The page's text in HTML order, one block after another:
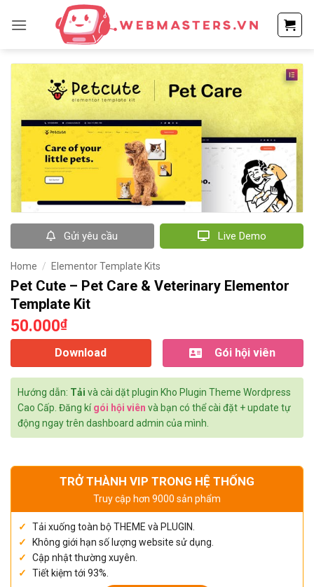
qua
dung
Gửi yêu cầu Live Demo
Home / Elementor Template Kits
Pet Cute – Pet Care & Veterinary Elementor
Template Kit
50.000₫
Download Gói hội viên
Hướng dẫn: Tải và cài dặt plugin Kho Plugin Theme Wordpress
Cao Cấp. Đăng kígói hội viên và bạn có thể cài đặt + update tự
động ngay trên dashboard admin của mình.
TRỞ THÀNH VIP TRONG HỆ THỐNG
Truy cập hơn 9000 sản phẩm
Tải xuống toàn bộ THEME và PLUGIN.
Không giới hạn số lượng website sử dụng.
Cập nhật thường xuyên.
Tiết kiệm tới 93%.